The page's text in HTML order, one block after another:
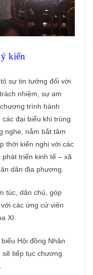
kiến
sự tin tưởng đối với
nhiệm, sự am
trình hành
đại biểu khi trúng
nghe, nắm bắt tâm
thời kiến nghị với các
triển kinh tế – xã
dân địa phương.
túc, dân chủ, góp
các ứng cử viên
XI.
Hội đồng Nhân
tiếp tục chương